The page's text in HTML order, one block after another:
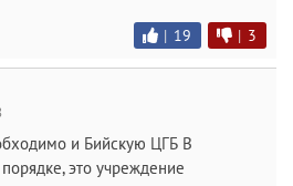
| 19 | 3
и Бийскую ЦГБ В
это учреждение